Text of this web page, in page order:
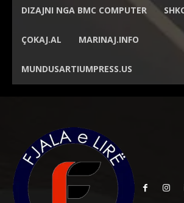
DIZAJNI NGA BMC COMPUTER
ÇOKAJ.AL MARINAJ.INFO
MUNDUSARTIUMPRESS.US